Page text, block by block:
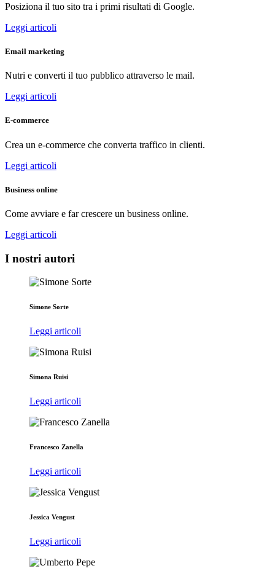
Posiziona il tuo sito tra i primi risultati di Google.
Leggi articoli
Email marketing
Nutri e converti il tuo pubblico attraverso le mail.
Leggi articoli
E-commerce
Crea un e-commerce che converta traffico in clienti.
Leggi articoli
Business online
Come avviare e far crescere un business online.
Leggi articoli
I nostri autori
Simone Sorte
Leggi articoli
Simona Ruisi
Leggi articoli
Francesco Zanella
Leggi articoli
Jessica Vengust
Leggi articoli